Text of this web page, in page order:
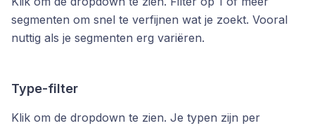
segmenten om snel te verfijnen wat je zoekt. Vooral
nuttig als je segmenten erg variëren.
Type-filter
Klik om de dropdown te zien. Je typen zijn per